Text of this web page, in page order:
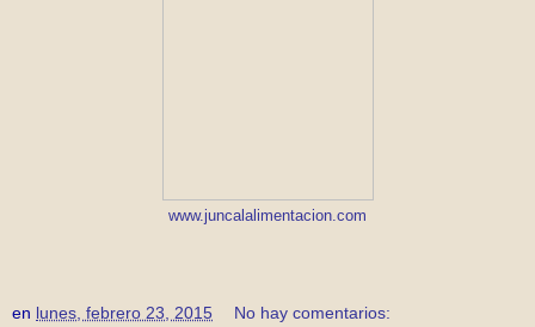
www.juncalalimentacion.com
en lunes, febrero 23, 2015 No hay comentarios: